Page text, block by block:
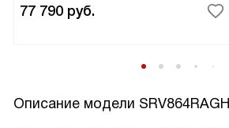
77 790 руб.
Описание модели SRV864RAGH